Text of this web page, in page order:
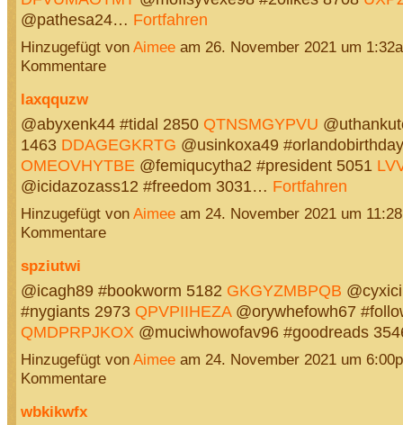
@pathesa24… Fortfahren
Hinzugefügt von Aimeeam 26. November 2021 um
Kommentare
laxqquzw
@abyxenk44 #tidal 2850 QTNSMGYPVU
1463 DDAGEGKRTG @usinkoxa49
OMEOVHYTBE @femiqucytha2 #president 5051
@icidazozass12 #freedom 3031… Fortfahren
Hinzugefügt von Aimeeam 24. November 2021 um
Kommentare
spziutwi
@icagh89 #bookworm 5182 GKGYZMBPQB
#nygiants 2973 QPVPIIHEZA@orywhefowh67
QMDPRPJKOX @muciwhowofav96 #goodreads
Hinzugefügt von Aimeeam 24. November 2021 um
Kommentare
wbkikwfx